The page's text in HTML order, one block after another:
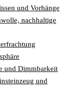
und Vorhänge
nachhaltige
und Dimmbarkeit
und